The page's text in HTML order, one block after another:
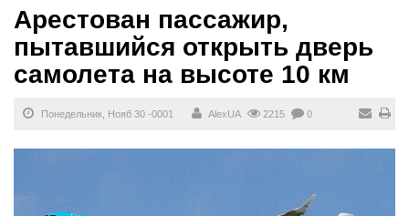
Арестован пассажир,
пытавшийся открыть дверь
самолета на высоте 10 км
Понедельник, Нояб 30 -0001 AlexUA 2215 0